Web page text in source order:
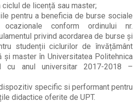
de licență sau master;
pentru a beneficia de burse sociale
conform ordinului nr.
privind acordarea de burse și
studenții ciclurilor de învățământ
și master în Universitatea Politehnica
cu anul universitar 2017-2018 –
specific si performant pentru
didactice oferite de UPT.